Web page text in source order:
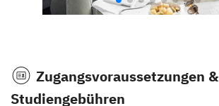
Zugangsvoraussetzungen &
Studiengebühren